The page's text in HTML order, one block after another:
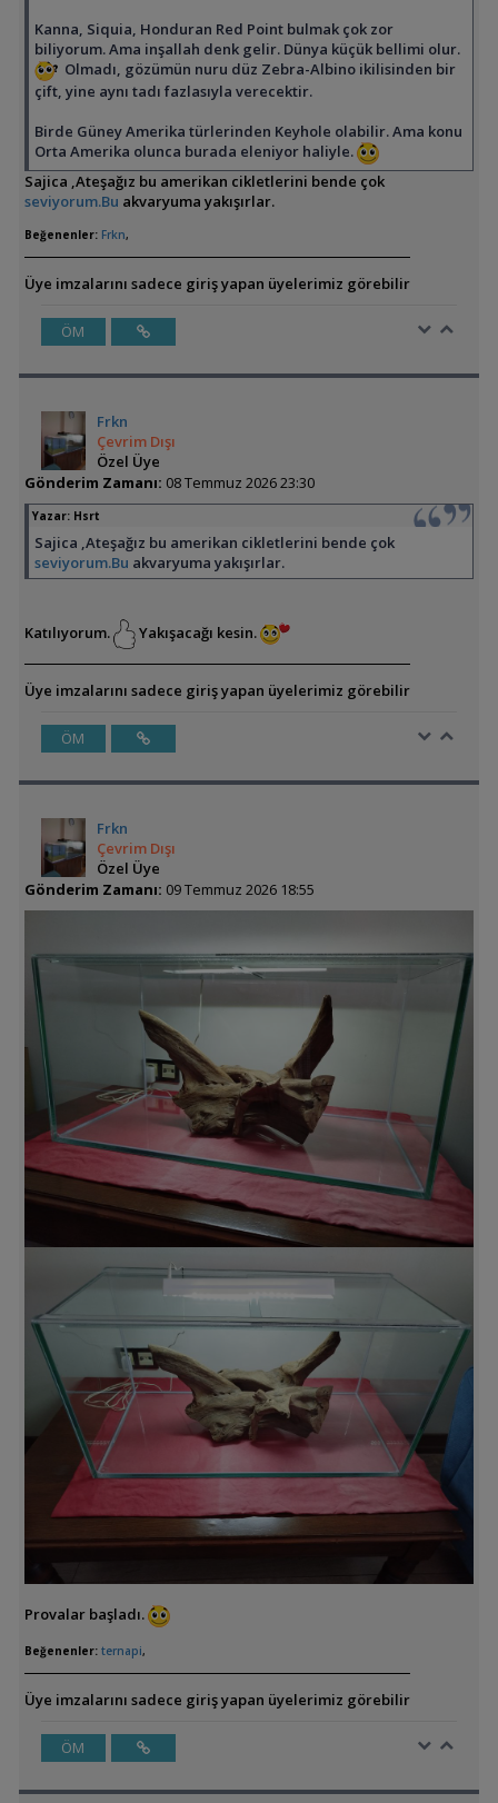
Kanna, Siquia, Honduran Red Point bulmak çok zor
biliyorum. Ama inşallah denk gelir. Dünya küçük bellimi olur.
Olmadı, gözümün nuru düz Zebra-Albino ikilisinden bir
çift, yine aynı tadı fazlasıyla verecektir.
Birde Güney Amerika türlerinden Keyhole olabilir. Ama konu
Orta Amerika olunca burada eleniyor haliyle.
Sajica ,Ateşağız bu amerikan cikletlerini bende çok
seviyorum.Bu akvaryuma yakışırlar.
Beğenenler: Frkn,
Üye imzalarını sadece giriş yapan üyelerimiz görebilir
ÖM
Frkn
Çevrim Dışı
Özel Üye
Gönderim Zamanı: 08 Temmuz 2026 23:30
Yazar: Hsrt
Sajica ,Ateşağız bu amerikan cikletlerini bende çok
seviyorum.Bu akvaryuma yakışırlar.
Katılıyorum. Yakışacağı kesin.
Üye imzalarını sadece giriş yapan üyelerimiz görebilir
ÖM
Frkn
Çevrim Dışı
Özel Üye
Gönderim Zamanı: 09 Temmuz 2026 18:55
Provalar başladı.
Beğenenler: ternapi,
Üye imzalarını sadece giriş yapan üyelerimiz görebilir
ÖM